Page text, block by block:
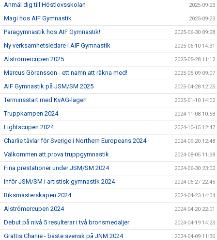
Anmäl dig till Höstlovsskolan 2025-09-23
Magi hos AIF Gymnastik 2025-09-23
Paragymnastik hos AIF Gymnastik! 2025-06-30 09:28
Ny verksamhetsledare i AIF Gymnastik 2025-06-10 14:31
Alströmercupen 2025 2025-05-28 11:12
Marcus Göransson - ett namn att räkna med! 2025-05-09 09:07
AIF Gymnastik på JSM/SM 2025 2025-04-28 12:25
Terminsstart med KvAG-läger! 2025-01-10 14:02
Truppkampen 2024 2024-11-08 10:58
Lightscupen 2024 2024-10-15 12:47
Charlie tävlar för Sverige i Northern Europeans 2024 2024-09-20 12:48
Välkommen att prova truppgymnastik 2024-08-05 11:38
Fina prestationer under JSM/SM 2024 2024-06-30 23:02
Inför JSM/SM i artistisk gymnastik 2024 2024-06-27 22:45
Riksmästerskapen 2024 2024-04-23 14:04
Alströmercupen 2024 2024-04-20 22:01
Debut på nivå 5 resulterar i två bronsmedaljer 2024-04-19 14:23
Grattis Charlie - bäste svensk på JNM 2024 2024-04-09 11:36